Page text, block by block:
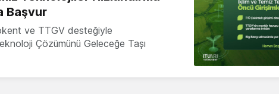
Başvur
ve TTGV desteğiyle
Çözümünü Geleceğe Taşı